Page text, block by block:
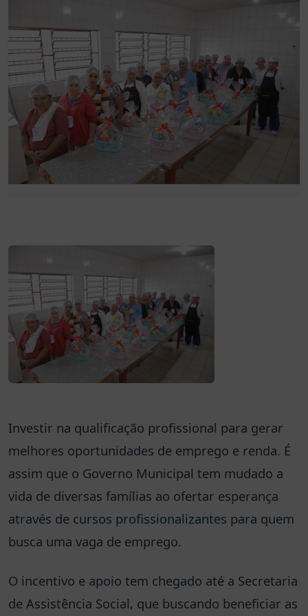
Investir na qualificação profissional para gerar
melhores oportunidades de emprego e renda. É
assim que o Governo Municipal tem mudado a
vida de diversas famílias ao ofertar esperança
através de cursos profissionalizantes para quem
busca uma vaga de emprego.
O incentivo e apoio tem chegado até a Secretaria
de Assistência Social, que buscando beneficiar as